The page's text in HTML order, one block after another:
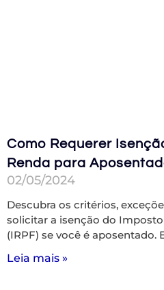
Como Requerer
Renda para
02/05/2024
Descubra os critérios,
solicitar a isenção do
(IRPF) se você é aposentado.
Leia mais »